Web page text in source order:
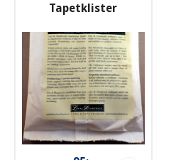
Tapetklister